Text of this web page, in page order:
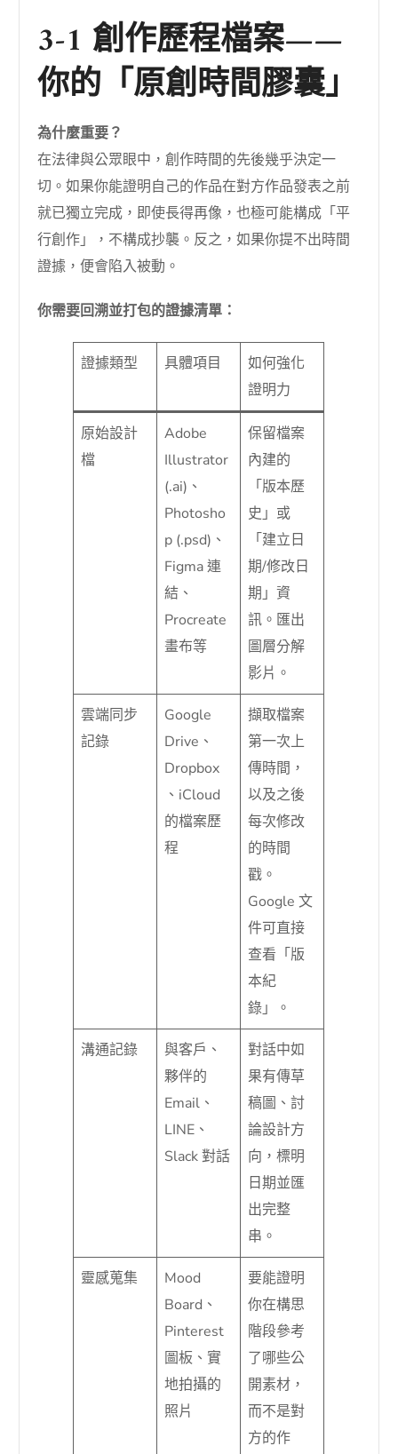
3-1 創作歷程檔案——
你的「原創時間膠囊」
為什麼重要？
在法律與公眾眼中，創作時間的先後幾乎決定一
切。如果你能證明自己的作品在對方作品發表之前
就已獨立完成，即使長得再像，也極可能構成「平
行創作」，不構成抄襲。反之，如果你提不出時間
證據，便會陷入被動。
你需要回溯並打包的證據清單：
證據類型 具體項目
如何強化
證明力
原始設計
檔
Adobe
Illustrator
(.ai)、
Photosho
p (.psd)、
Figma 連
結、
Procreate
畫布等
保留檔案
內建的
「版本歷
史」或
「建立日
期/修改日
期」資
訊。匯出
圖層分解
影片。
雲端同步
記錄
Google
Drive、
Dropbox
、iCloud
的檔案歷
程
擷取檔案
第一次上
傳時間，
以及之後
每次修改
的時間
戳。
Google 文
件可直接
查看「版
本紀
錄」。
溝通記錄
與客戶、
夥伴的
Email、
LINE、
Slack 對話
對話中如
果有傳草
稿圖、討
論設計方
向，標明
日期並匯
出完整
串。
靈感蒐集
Mood
Board、
Pinterest
圖板、實
地拍攝的
照片
要能證明
你在構思
階段參考
了哪些公
開素材，
而不是對
方的作